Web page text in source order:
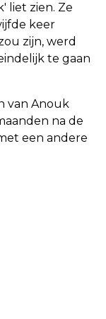
liet zien. Ze
keer
zijn, werd
te gaan
van Anouk
na de
een andere